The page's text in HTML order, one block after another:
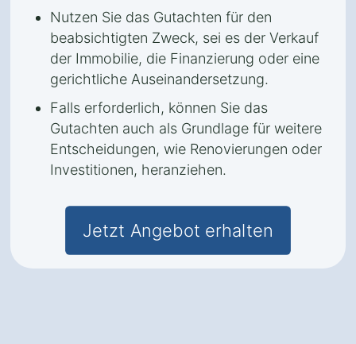
Nutzen Sie das Gutachten für den
beabsichtigten Zweck, sei es der Verkauf
der Immobilie, die Finanzierung oder eine
gerichtliche Auseinandersetzung.
Falls erforderlich, können Sie das
Gutachten auch als Grundlage für weitere
Entscheidungen, wie Renovierungen oder
Investitionen, heranziehen.
Jetzt Angebot erhalten